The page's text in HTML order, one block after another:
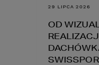
29 LIPCA 2026
OD